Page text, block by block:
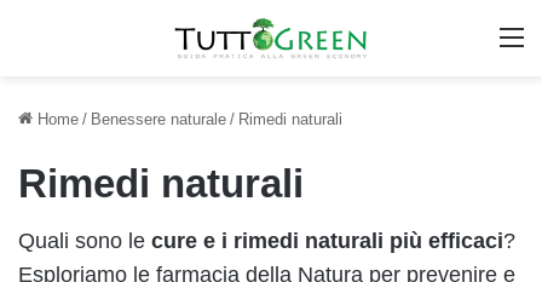
Home / Benessere naturale / Rimedi naturali
Rimedi naturali
Quali sono le cure e i rimedi naturali più efficaci?
Esploriamo le farmacia della Natura per prevenire e